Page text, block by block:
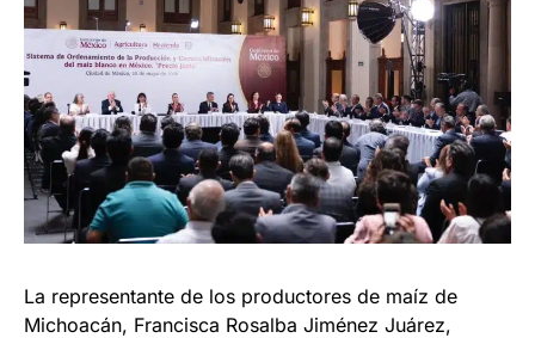
La representante de los productores de maíz de
Michoacán, Francisca Rosalba Jiménez Juárez,